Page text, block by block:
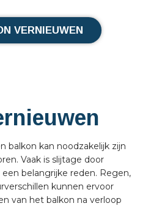
VERNIEUWEN
balkon kan noodzakelijk zijn
Vaak is slijtage door
belangrijke reden. Regen,
kunnen ervoor
van het balkon na verloop